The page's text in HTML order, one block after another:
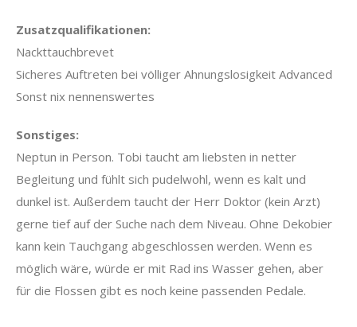
Zusatzqualifikationen:
Nackttauchbrevet
Sicheres Auftreten bei völliger Ahnungslosigkeit Advanced
Sonst nix nennenswertes
Sonstiges:
Neptun in Person. Tobi taucht am liebsten in netter
Begleitung und fühlt sich pudelwohl, wenn es kalt und
dunkel ist. Außerdem taucht der Herr Doktor (kein Arzt)
gerne tief auf der Suche nach dem Niveau. Ohne Dekobier
kann kein Tauchgang abgeschlossen werden. Wenn es
möglich wäre, würde er mit Rad ins Wasser gehen, aber
für die Flossen gibt es noch keine passenden Pedale.